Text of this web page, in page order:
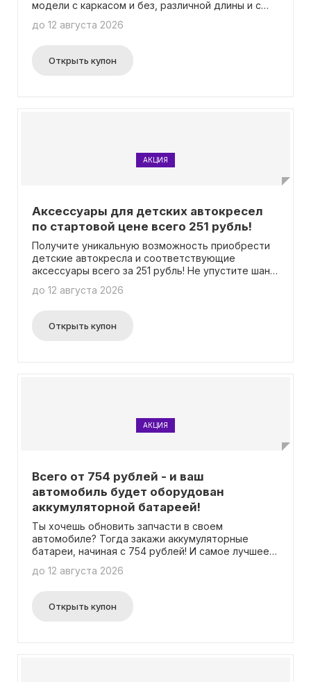
модели с каркасом и без, различной длины и с
без необходимости ввода промокода.
до 12 августа 2026
Открыть купон
АКЦИЯ
Аксессуары для детских автокресел
по стартовой цене всего 251 рубль!
Получите уникальную возможность приобрести
детские автокресла и соответствующие
аксессуары всего за 251 рубль! Не упустите шанс
Воспользоваться промокодом необязательно.
до 12 августа 2026
Открыть купон
АКЦИЯ
Всего от 754 рублей - и ваш
автомобиль будет оборудован
аккумуляторной батареей!
Ты хочешь обновить запчасти в своем
автомобиле? Тогда закажи аккумуляторные
батареи, начиная с 754 рублей! И самое лучшее,
до 12 августа 2026
Открыть купон